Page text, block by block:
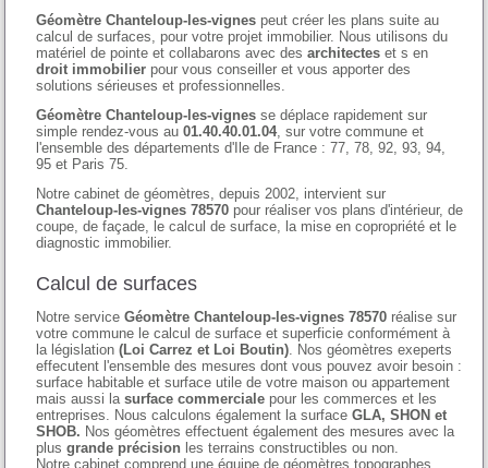
Géomètre Chanteloup-les-vignes peut créer les plans suite au
calcul de surfaces, pour votre projet immobilier. Nous utilisons du
matériel de pointe et collabarons avec desarchitectes et s en
droit immobilier pour vous conseiller et vous apporter des
solutions sérieuses et professionnelles.
Géomètre Chanteloup-les-vignes se déplace rapidement sur
simple rendez-vous au01.40.40.01.04, sur votre commune et
l'ensemble des départements d'Ile de France : 77, 78, 92, 93, 94,
95 et Paris 75.
Notre cabinet de géomètres, depuis 2002, intervient sur
Chanteloup-les-vignes 78570 pour réaliser vos plans d'intérieur, de
coupe, de façade, le calcul de surface, la mise en copropriété et le
diagnostic immobilier.
Calcul de surfaces
Notre serviceGéomètre Chanteloup-les-vignes 78570 réalise sur
votre commune le calcul de surface et superficie conformément à
la législation(Loi Carrez et Loi Boutin) . Nos géomètres exeperts
effecutent l'ensemble des mesures dont vous pouvez avoir besoin :
surface habitable et surface utile de votre maison ou appartement
mais aussi lasurface commerciale pour les commerces et les
entreprises. Nous calculons également la surfaceGLA, SHON et
SHOB. Nos géomètres effectuent également des mesures avec la
plusgrande précision les terrains constructibles ou non.
Notre cabinet comprend une équipe de géomètres topographes